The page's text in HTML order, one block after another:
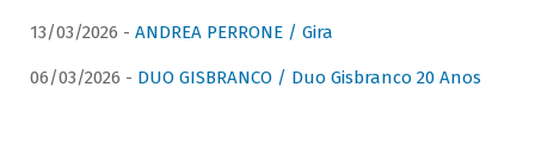
13/03/2026 - ANDREA PERRONE / Gira
06/03/2026 - DUO GISBRANCO / Duo Gisbranco 20 Anos